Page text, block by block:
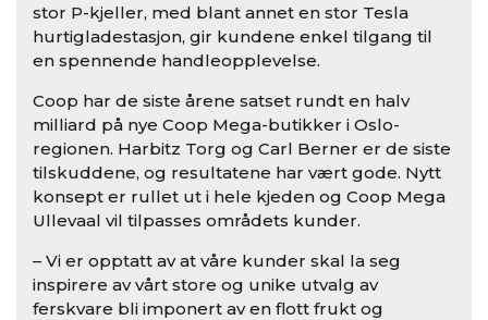
stor P-kjeller, med blant annet en stor Tesla
hurtigladestasjon, gir kundene enkel tilgang til
en spennende handleopplevelse.
Coop har de siste årene satset rundt en halv
milliard på nye Coop Mega-butikker i Oslo-
regionen. Harbitz Torg og Carl Berner er de siste
tilskuddene, og resultatene har vært gode. Nytt
konsept er rullet ut i hele kjeden og Coop Mega
Ullevaal vil tilpasses områdets kunder.
– Vi er opptatt av at våre kunder skal la seg
inspirere av vårt store og unike utvalg av
ferskvare bli imponert av en flott frukt og